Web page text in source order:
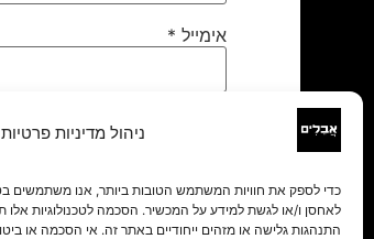
ניהול מדיניות פרטיות
לאחסן ו/או לגשת למידע על המכשיר. הסכמה לטכנולוגיות אלו
התנהגות גלישה או מזהים ייחודיים באתר זה. אי הסכמה או
אימייל *